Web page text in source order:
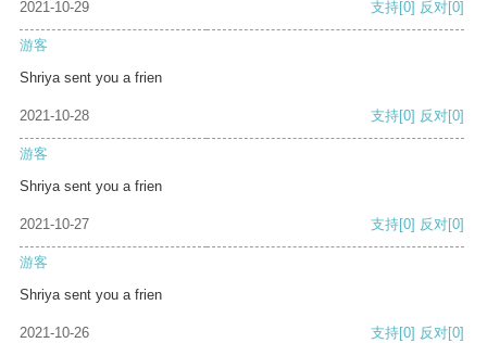
2021-10-29 支持[0] 反对[0]
游客
Shriya sent you a frien
2021-10-28 支持[0] 反对[0]
游客
Shriya sent you a frien
2021-10-27 支持[0] 反对[0]
游客
Shriya sent you a frien
2021-10-26 支持[0] 反对[0]